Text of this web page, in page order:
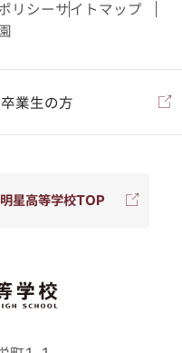
リシーサイトマップ
卒業生の方
明星高等学校TOP